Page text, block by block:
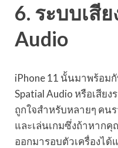
6. ระบบเสี
Audio
iPhone 11 นั้นมาพร้อม
Spatial Audio หรือเสีย
ถูกใจสำหรับหลายๆ คน
และเล่นเกมซึ่งถ้าหากคุ
ออกมารอบตัวเครื่องได้